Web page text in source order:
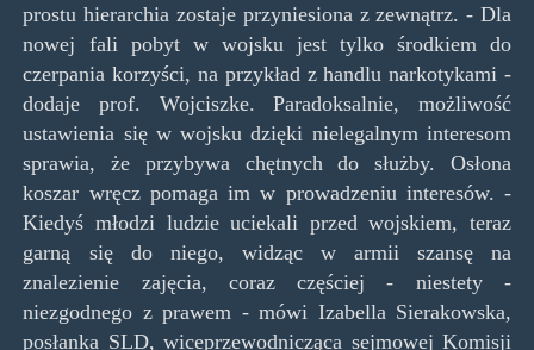
prostu hierarchia zostaje przyniesiona z zewnątrz. - Dla
nowej fali pobyt w wojsku jest tylko środkiem do
czerpania korzyści, na przykład z handlu narkotykami -
dodaje prof. Wojciszke. Paradoksalnie, możliwość
ustawienia się w wojsku dzięki nielegalnym interesom
sprawia, że przybywa chętnych do służby. Osłona
koszar wręcz pomaga im w prowadzeniu interesów. -
Kiedyś młodzi ludzie uciekali przed wojskiem, teraz
garną się do niego, widząc w armii szansę na
znalezienie zajęcia, coraz częściej - niestety -
niezgodnego z prawem - mówi Izabella Sierakowska,
posłanka SLD, wiceprzewodnicząca sejmowej Komisji